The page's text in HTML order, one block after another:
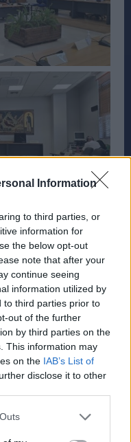
Information
to third parties, or
information for
the below opt-out
note that after your
continue seeing
information utilized by
to third parties prior to
out of the further
by third parties on the
This information may
on the IAB’s List of
disclose it to other
η Δήμαρχος
Πολύδωρος
δέσμευση
τη στενή
να είναι σε
κάθε πιθανή